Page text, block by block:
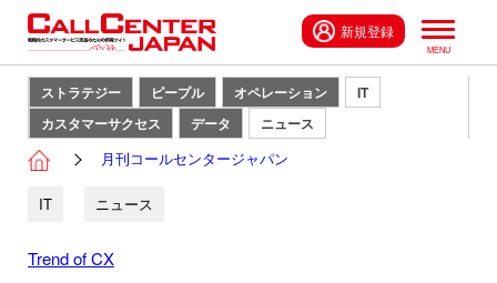
新規登録
ストラテジー ピープル オペレーション
IT
カスタマーサクセス
データ ニュース
月刊コールセンタージャパン
IT ニュース
Trend of CX